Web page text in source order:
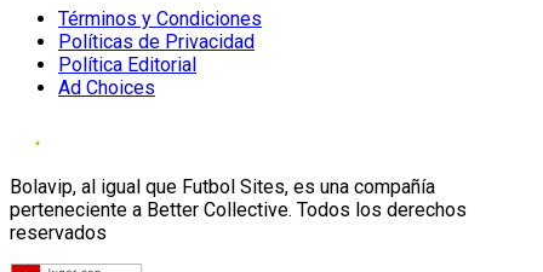
Términos y Condiciones
Políticas de Privacidad
Política Editorial
Ad Choices
Bolavip, al igual que Futbol Sites, es una compañía
perteneciente a Better Collective. Todos los derechos
reservados